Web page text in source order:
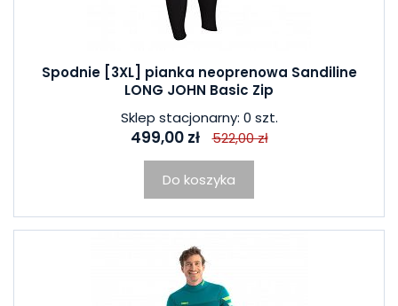
Spodnie [3XL] pianka neoprenowa Sandiline
LONG JOHN Basic Zip
Sklep stacjonarny: 0 szt.
499,00 zł 522,00 zł
Do koszyka